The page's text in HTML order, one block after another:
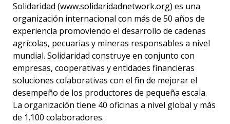
Solidaridad (www.solidaridadnetwork.org) es una
organización internacional con más de 50 años de
experiencia promoviendo el desarrollo de cadenas
agrícolas, pecuarias y mineras responsables a nivel
mundial. Solidaridad construye en conjunto con
empresas, cooperativas y entidades financieras
soluciones colaborativas con el fin de mejorar el
desempeño de los productores de pequeña escala.
La organización tiene 40 oficinas a nivel global y más
de 1.100 colaboradores.